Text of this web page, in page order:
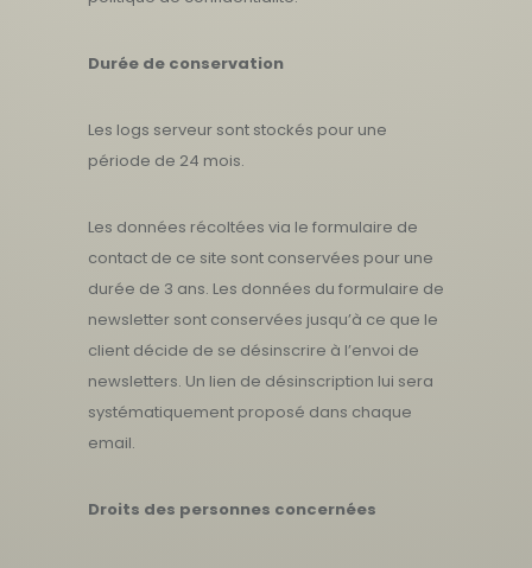
Durée de conservation
Les logs serveur sont stockés pour une
période de 24 mois.
Les données récoltées via le formulaire de
contact de ce site sont conservées pour une
durée de 3 ans. Les données du formulaire de
newsletter sont conservées jusqu’à ce que le
client décide de se désinscrire à l’envoi de
newsletters. Un lien de désinscription lui sera
systématiquement proposé dans chaque
email.
Droits des personnes concernées